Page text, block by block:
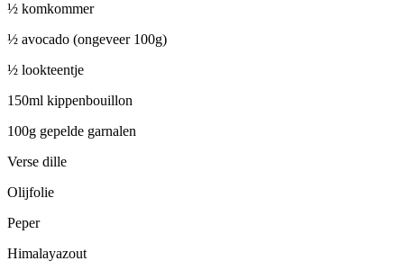
½ komkommer
½ avocado (ongeveer 100g)
½ lookteentje
150ml kippenbouillon
100g gepelde garnalen
Verse dille
Olijfolie
Peper
Himalayazout